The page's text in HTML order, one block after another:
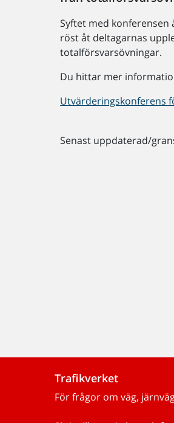
Syftet med
röst åt deltagarnas
totalförsvarsövningar.
Du hittar mer
Utvärderingskonferens
Senast uppdaterad/
Trafikverket
För frågor om väg,